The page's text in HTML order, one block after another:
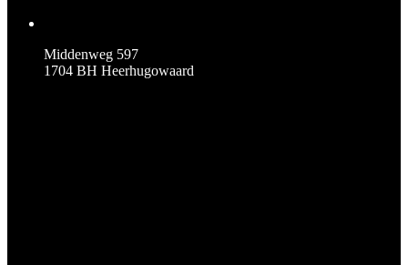
Middenweg 597
1704 BH Heerhugowaard